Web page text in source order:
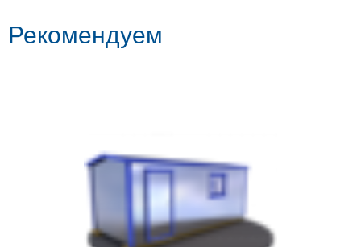
Рекомендуем